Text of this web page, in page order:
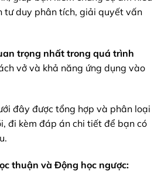
tư duy phân tích, giải quyết vấn
trọng nhất trong quá trình
vở và khả năng ứng dụng vào
đây được tổng hợp và phân loại
đi kèm đáp án chi tiết để bạn có
thuận và Động học ngược: